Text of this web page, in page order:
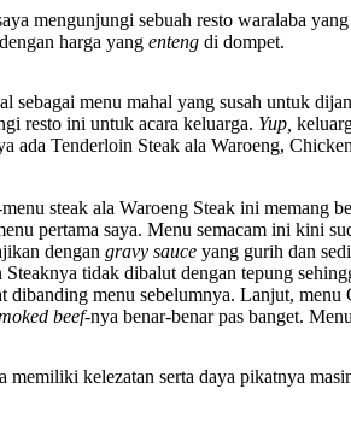
mengunjungi sebuah resto waralaba
harga yang enteng di dompet.
menu mahal yang susah untuk
resto ini untuk acara keluarga. Yup,
ada Tenderloin Steak ala Waroeng,
steak ala Waroeng Steak ini memang
pertama saya. Menu semacam ini kini
dengan gravy sauce yang gurih dan
tidak dibalut dengan tepung
menu sebelumnya. Lanjut,
beef-nya benar-benar pas banget.
kelezatan serta daya pikatnya